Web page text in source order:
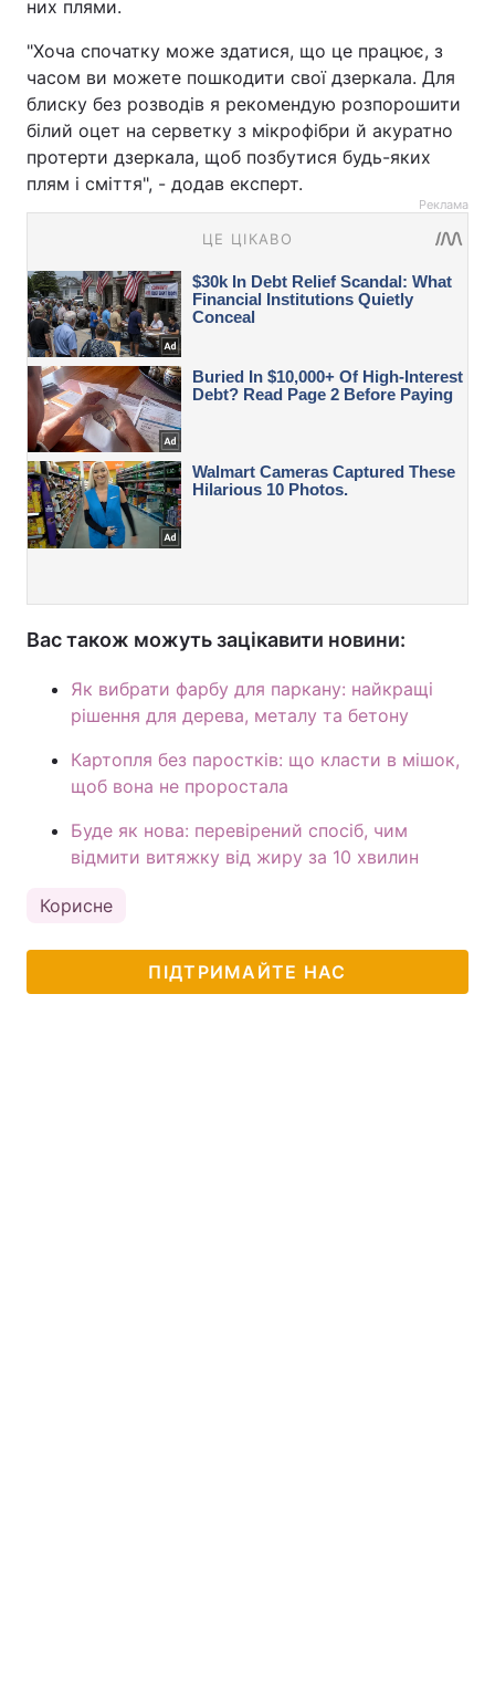
них плями.
"Хоча спочатку може здатися, що це працює, з
часом ви можете пошкодити свої дзеркала. Для
блиску без розводів я рекомендую розпорошити
білий оцет на серветку з мікрофібри й акуратно
протерти дзеркала, щоб позбутися будь-яких
плям і сміття", - додав експерт.
Реклама
Вас також можуть зацікавити новини:
Як вибрати фарбу для паркану: найкращі
рішення для дерева, металу та бетону
Картопля без паростків: що класти в мішок,
щоб вона не проростала
Буде як нова: перевірений спосіб, чим
відмити витяжку від жиру за 10 хвилин
Корисне
ПІДТРИМАЙТЕ НАС